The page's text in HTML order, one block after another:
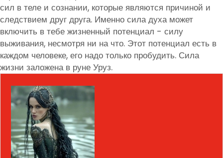
сил в теле и сознании, которые являются причиной и
следствием друг друга. Именно сила духа может
включить в тебе жизненный потенциал - силу
выживания, несмотря ни на что. Этот потенциал есть в
каждом человеке, его надо только пробудить. Сила
жизни заложена в руне Уруз.